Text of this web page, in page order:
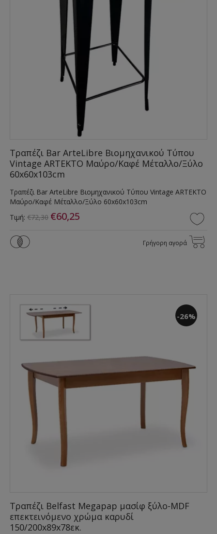
Τραπέζι Bar ArteLibre Βιομηχανικού Τύπου
Vintage ARTEKTO Μαύρο/Καφέ Μέταλλο/Ξύλο
60x60x103cm
Τραπέζι Bar ArteLibre Βιομηχανικού Τύπου Vintage ARTEKTO
Μαύρο/Καφέ Μέταλλο/Ξύλο 60x60x103cm
Τιμή: €72,30 €60,25
Γρήγορη αγορά
-26%
Τραπέζι Belfast Megapap μασίφ ξύλο-MDF
επεκτεινόμενο χρώμα καρυδί
150/200x89x78εκ.